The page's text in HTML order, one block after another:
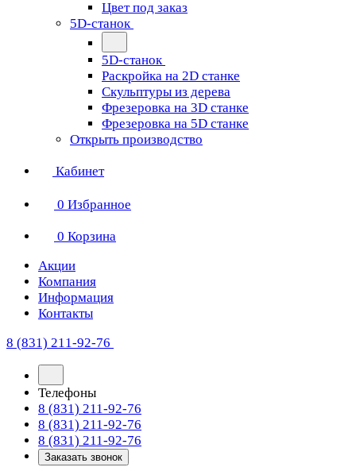
Цвет под заказ
5D-станок
5D-станок
Раскройка на 2D станке
Скульптуры из дерева
Фрезеровка на 3D станке
Фрезеровка на 5D станке
Открыть производство
Кабинет
0 Избранное
0 Корзина
Акции
Компания
Информация
Контакты
8 (831) 211-92-76
Телефоны
8 (831) 211-92-76
8 (831) 211-92-76
8 (831) 211-92-76
Заказать звонок